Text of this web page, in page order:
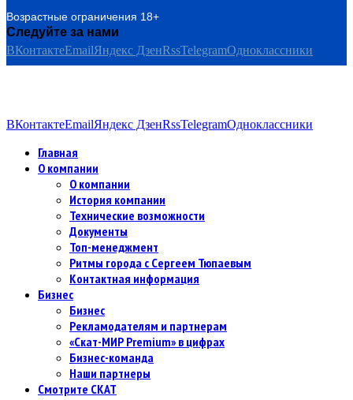
Возрастные ограничения 18+
Следуйте за нами
ВКонтактеEmailЯндекс ДзенRssTelegramОдноклассники
ВКонтактеEmailЯндекс ДзенRssTelegramОдноклассники
Главная
О компании
О компании
История компании
Технические возможности
Документы
Топ-менеджмент
Ритмы города с Сергеем Тюпаевым
Контактная информация
Бизнес
Бизнес
Рекламодателям и партнерам
«Скат-МИР Premium» в цифрах
Бизнес-команда
Наши партнеры
Смотрите СКАТ